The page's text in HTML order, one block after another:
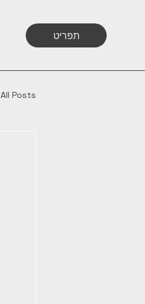
תפריט
All Posts